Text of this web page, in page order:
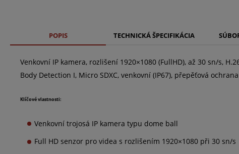
POPIS TECHNICKÁ ŠPECIFIKÁCIA
Venkovní IP kamera, rozlišení 1920×1080 (FullHD), až 30 sn/s,
Body Detection I, Micro SDXC, venkovní (IP67), přepěťová
Klíčové vlastnosti:
Venkovní trojosá IP kamera typu dome ball
Full HD senzor pro videa s rozlišením 1920×1080 při 30 sn/s